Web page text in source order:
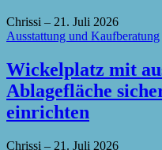
Chrissi – 21. Juli 2026
Ausstattung und Kaufberatung
Wickelplatz mit
Ablagefläche
einrichten
Chrissi – 21. Juli 2026